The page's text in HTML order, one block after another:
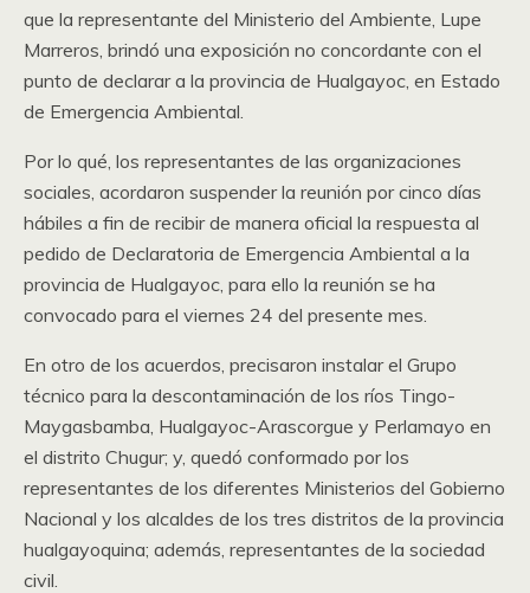
que la representante del Ministerio del Ambiente, Lupe
Marreros, brindó una exposición no concordante con el
punto de declarar a la provincia de Hualgayoc, en Estado
de Emergencia Ambiental.
Por lo qué, los representantes de las organizaciones
sociales, acordaron suspender la reunión por cinco días
hábiles a fin de recibir de manera oficial la respuesta al
pedido de Declaratoria de Emergencia Ambiental a la
provincia de Hualgayoc, para ello la reunión se ha
convocado para el viernes 24 del presente mes.
En otro de los acuerdos, precisaron instalar el Grupo
técnico para la descontaminación de los ríos Tingo-
Maygasbamba, Hualgayoc-Arascorgue y Perlamayo en
el distrito Chugur; y, quedó conformado por los
representantes de los diferentes Ministerios del Gobierno
Nacional y los alcaldes de los tres distritos de la provincia
hualgayoquina; además, representantes de la sociedad
civil.